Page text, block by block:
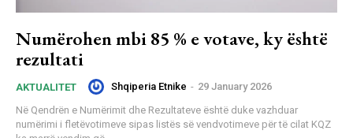
Numërohen mbi 85 % e votave, ky është
rezultati
AKTUALITET Shqiperia Etnike - 29 January 2026
Në Qendrën e Numërimit dhe Rezultateve është duke vazhduar
numërimi i fletëvotimeve sipas listës së vendvotimeve për të cilat KQZ